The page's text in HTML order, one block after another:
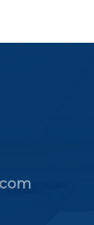
层大改
？